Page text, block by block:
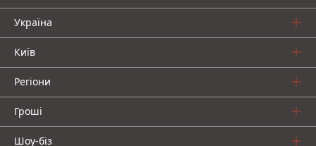
Україна
Київ
Регіони
Гроші
Шоу-біз